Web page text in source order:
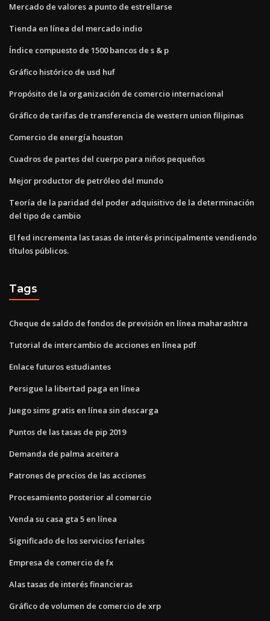
Mercado de valores a punto de estrellarse
Tienda en línea del mercado indio
Índice compuesto de 1500 bancos de s & p
Gráfico histórico de usd huf
Propósito de la organización de comercio internacional
Gráfico de tarifas de transferencia de western union filipinas
Comercio de energía houston
Cuadros de partes del cuerpo para niños pequeños
Mejor productor de petróleo del mundo
Teoría de la paridad del poder adquisitivo de la determinación
del tipo de cambio
El fed incrementa las tasas de interés principalmente vendiendo
títulos públicos.
Tags
Cheque de saldo de fondos de previsión en línea maharashtra
Tutorial de intercambio de acciones en línea pdf
Enlace futuros estudiantes
Persigue la libertad paga en línea
Juego sims gratis en línea sin descarga
Puntos de las tasas de pip 2019
Demanda de palma aceitera
Patrones de precios de las acciones
Procesamiento posterior al comercio
Venda su casa gta 5 en línea
Significado de los servicios feriales
Empresa de comercio de fx
Alas tasas de interés financieras
Gráfico de volumen de comercio de xrp